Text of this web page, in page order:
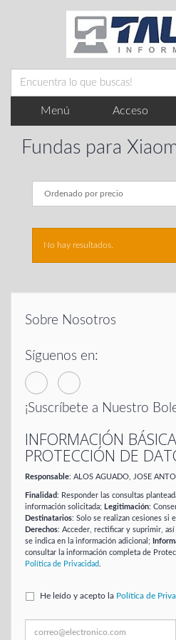
Menú Acceso
Fundas para
No hay resultados.
Sobre Nosotros
Síguenos en:
¡Suscríbete a Nuestro
INFORMACIÓN
PROTECCIÓN DE
Responsable: ALOS AGUADO, JOSE
Finalidad: Responder las consultas
información solicitada; Legitimación:
Destinatarios: Solo se realizan cesiones si
Derechos: Acceder, rectificar y suprimir,
se indica en la información adicional;
consultar la información completa de
Política de Privacidad
He leído y acepto la Política de